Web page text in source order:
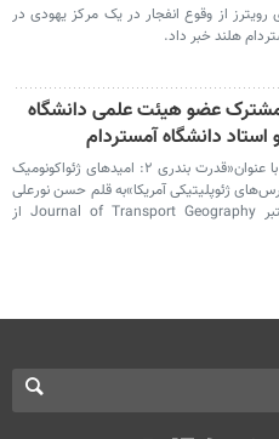
رویترز از وقوع انفجار در یک مرکز یهودی در
هلند خبر داد.
عضو هیئت علمی دانشگاه
استاد دانشگاه آمستردام
مقاله‌ای با عنوان«قدرت بندری ۲: امیدهای ژئواکونومیک
ژئوپلیتیکی آمریکا»به قلم حسن نورعلی
و ویرجینی ممدوح در مجله معتبر Journal of Transport Geography از